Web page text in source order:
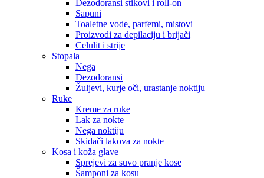
Dezodoransi stikovi i roll-on
Sapuni
Toaletne vode, parfemi, mistovi
Proizvodi za depilaciju i brijači
Celulit i strije
Stopala
Nega
Dezodoransi
Žuljevi, kurje oči, urastanje noktiju
Ruke
Kreme za ruke
Lak za nokte
Nega noktiju
Skidači lakova za nokte
Kosa i koža glave
Sprejevi za suvo pranje kose
Šamponi za kosu